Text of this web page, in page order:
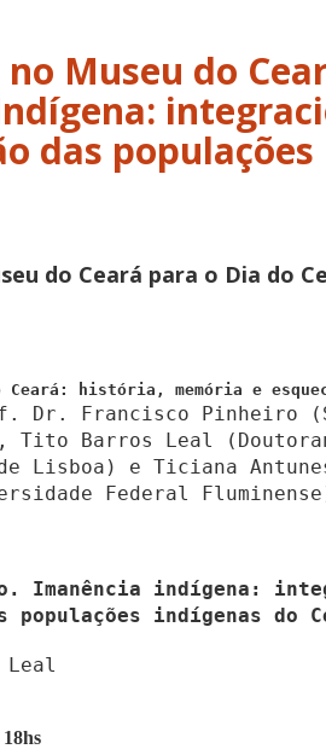
Museu do
das populações
do Ceará para o Dia do
Ceará: história, memória e
Dr. Francisco Pinheiro
Tito Barros Leal
Lisboa) e Ticiana
Federal
Imanência indígena:
indígenas do